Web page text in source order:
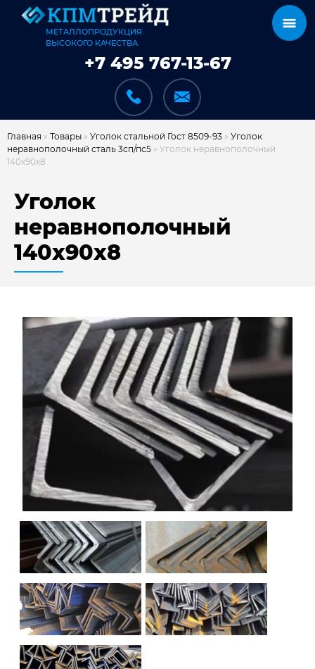
МЕТАЛЛОПРОДУКЦИЯ
ВЫСОКОГО КАЧЕСТВА
+7 495 767-13-67
КАРКАСЫ
НАШИ ОБЪЕКТЫ
ОТЗЫВЫ
О НАС
БЛОГ
КОНТАКТЫ
Главная » Товары » Уголок стальной Гост 8509-93 » Уголок
неравнополочный сталь 3сп/пс5 » Уголок неравнополочный
140х90х8
Уголок
неравнополочный
140х90х8